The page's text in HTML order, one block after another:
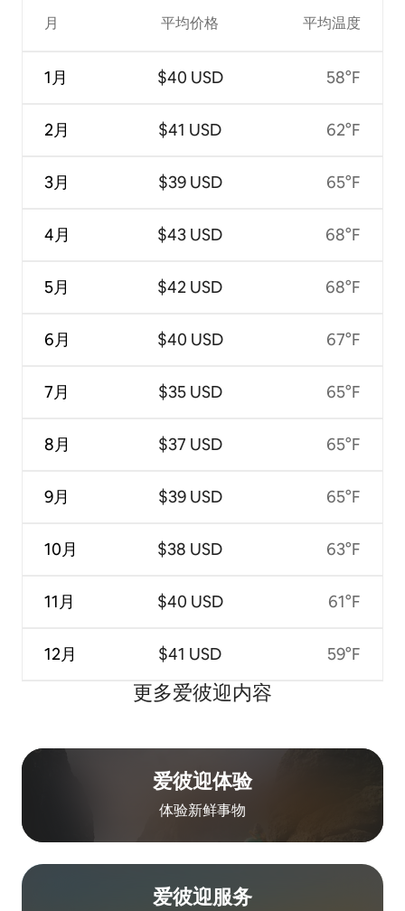
月
1月
2月
3月
4月
5月
6月
7月
8月
9月
10月
11月
12月
平均价格
$40 USD
$41 USD
$39 USD
$43 USD
$42 USD
$40 USD
$35 USD
$37 USD
$39 USD
$38 USD
$40 USD
$41 USD
平均温度
58°F
62°F
65°F
68°F
68°F
67°F
65°F
65°F
65°F
63°F
61°F
59°F
更多爱彼迎内容
爱彼迎体验
体验新鲜事物
爱彼迎服务